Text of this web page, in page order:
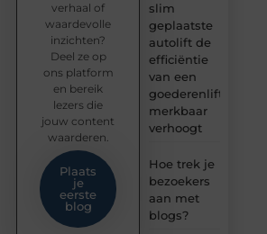
slim
geplaatste
autolift de
efficiëntie
van een
goederenlift
merkbaar
verhoogt
Hoe trek je
bezoekers
aan met
blogs?
verhaal of
waardevolle
inzichten?
Deel ze op
ons platform
en bereik
lezers die
jouw content
waarderen.
Plaats
je
eerste
blog